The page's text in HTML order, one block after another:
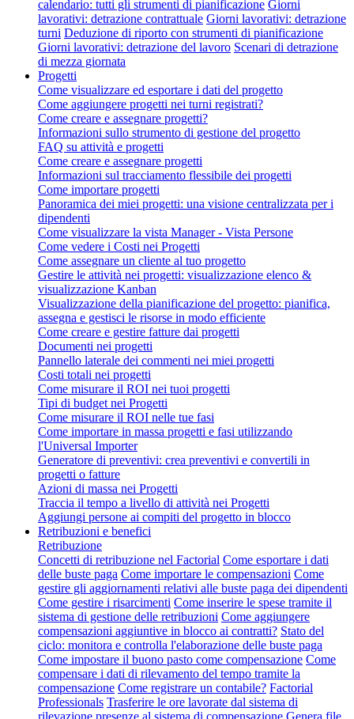
calendario: tutti gli strumenti di pianificazione Giorni
lavorativi: detrazione contrattuale Giorni lavorativi: detrazione
turni Deduzione di riporto con strumenti di pianificazione
Giorni lavorativi: detrazione del lavoro Scenari di detrazione
di mezza giornata
Progetti
Come visualizzare ed esportare i dati del progetto
Come aggiungere progetti nei turni registrati?
Come creare e assegnare progetti?
Informazioni sullo strumento di gestione del progetto
FAQ su attività e progetti
Come creare e assegnare progetti
Informazioni sul tracciamento flessibile dei progetti
Come importare progetti
Panoramica dei miei progetti: una visione centralizzata per i
dipendenti
Come visualizzare la vista Manager - Vista Persone
Come vedere i Costi nei Progetti
Come assegnare un cliente al tuo progetto
Gestire le attività nei progetti: visualizzazione elenco &
visualizzazione Kanban
Visualizzazione della pianificazione del progetto: pianifica,
assegna e gestisci le risorse in modo efficiente
Come creare e gestire fatture dai progetti
Documenti nei progetti
Pannello laterale dei commenti nei miei progetti
Costi totali nei progetti
Come misurare il ROI nei tuoi progetti
Tipi di budget nei Progetti
Come misurare il ROI nelle tue fasi
Come importare in massa progetti e fasi utilizzando
l'Universal Importer
Generatore di preventivi: crea preventivi e convertili in
progetti o fatture
Azioni di massa nei Progetti
Traccia il tempo a livello di attività nei Progetti
Aggiungi persone ai compiti del progetto in blocco
Retribuzioni e benefici
Retribuzione
Concetti di retribuzione nel Factorial Come esportare i dati
delle buste paga Come importare le compensazioni Come
gestire gli aggiornamenti relativi alle buste paga dei dipendenti
Come gestire i risarcimenti Come inserire le spese tramite il
sistema di gestione delle retribuzioni Come aggiungere
compensazioni aggiuntive in blocco ai contratti? Stato del
ciclo: monitora e controlla l'elaborazione delle buste paga
Come impostare il buono pasto come compensazione Come
compensare i dati di rilevamento del tempo tramite la
compensazione Come registrare un contabile? Factorial
Professionals Trasferire le ore lavorate dal sistema di
rilevazione presenze al sistema di compensazione Genera file